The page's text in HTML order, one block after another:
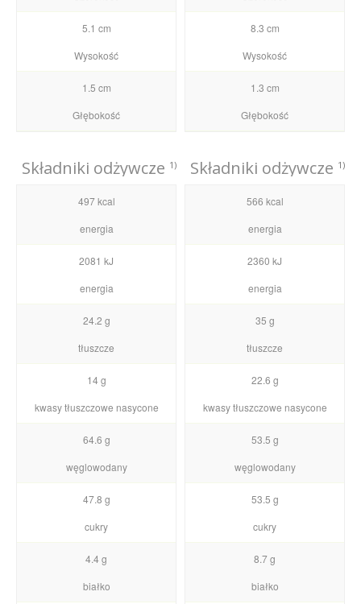
5.1 cm
Wysokość
1.5 cm
Głębokość
Składniki odżywcze 1)
497 kcal
energia
2081 kJ
energia
24.2 g
tłuszcze
14 g
kwasy tłuszczowe nasycone
64.6 g
węglowodany
47.8 g
cukry
4.4 g
białko
8.3 cm
Wysokość
1.3 cm
Głębokość
Składniki odżywcze 1)
566 kcal
energia
2360 kJ
energia
35 g
tłuszcze
22.6 g
kwasy tłuszczowe nasycone
53.5 g
węglowodany
53.5 g
cukry
8.7 g
białko